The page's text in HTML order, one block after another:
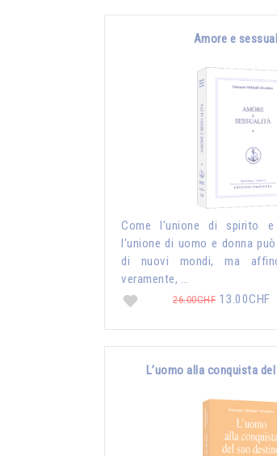
Amore e
Come l'unione di spirito e
l'unione di uomo e donna
di nuovi mondi, ma
veramente, …
26.00CHF 13.00CHF
L’uomo alla conquista